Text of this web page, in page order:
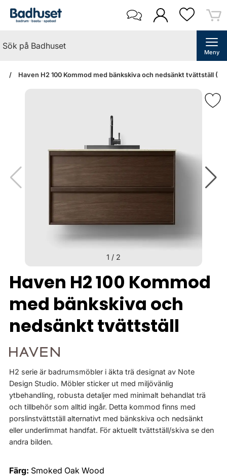
Meny
Haven H2 100 Kommod med bänkskiva och nedsänkt tvättställ
1 / 2
Haven H2 100 Kommod
med bänkskiva och
nedsänkt tvättställ
H2 serie är badrumsmöbler i äkta trä designat av Note
Design Studio. Möbler sticker ut med miljövänlig
ytbehandling, robusta detaljer med minimalt behandlat trä
och tillbehör som alltid ingår. Detta kommod finns med
porslinstvättställ alternativt med bänkskiva och nedsänkt
eller underlimmat handfat. För aktuellt tvättställ/skiva se den
andra bilden.
Färg: Smoked Oak Wood